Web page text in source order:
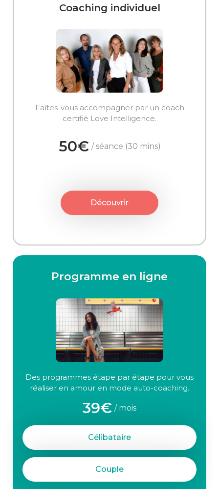
Coaching individuel
Faîtes-vous accompagner par un coach
certifié Love Intelligence.
50€ / séance (30 mins)
Découvrir
Programme en ligne
Des programmes étape par étape pour vous
réaliser en amour en mode auto-coaching.
39€ / mois
Célibataire
Couple